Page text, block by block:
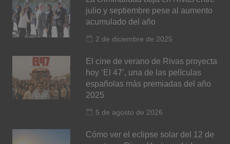
julio y septiembre pese al aumento
acumulado del año
2 de diciembre de 2025
El cine de verano de Rivas proyecta
hoy ‘El 47’, una de las películas
españolas más premiadas del año
2025
5 de agosto de 2026
Cómo ver el eclipse solar del 12 de